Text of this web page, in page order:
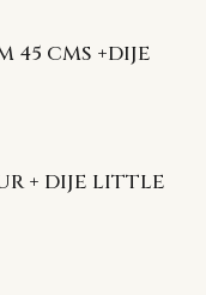
45 CMS +DIJE
+ DIJE LITTLE